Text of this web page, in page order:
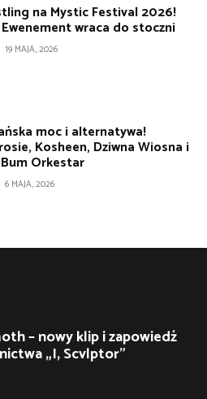
na Mystic Festival 2026!
wraca do stoczni
19 MAJA, 2026
moc i alternatywa!
Kosheen, Dziwna Wiosna i
Orkestar
6 MAJA, 2026
– nowy klip i zapowiedź
„I, Scvlptor”